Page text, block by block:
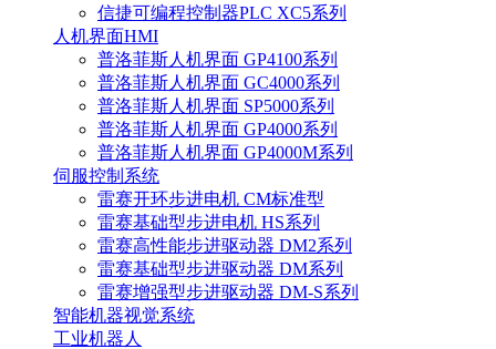
信捷可编程控制器PLC XC5系列
人机界面HMI
普洛菲斯人机界面 GP4100系列
普洛菲斯人机界面 GC4000系列
普洛菲斯人机界面 SP5000系列
普洛菲斯人机界面 GP4000系列
普洛菲斯人机界面 GP4000M系列
伺服控制系统
雷赛开环步进电机 CM标准型
雷赛基础型步进电机 HS系列
雷赛高性能步进驱动器 DM2系列
雷赛基础型步进驱动器 DM系列
雷赛增强型步进驱动器 DM-S系列
智能机器视觉系统
工业机器人